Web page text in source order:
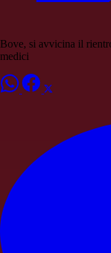
Bove, si avvicina il
medici